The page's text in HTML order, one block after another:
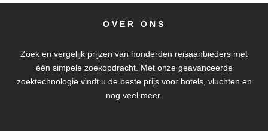
OVER ONS
Zoek en vergelijk prijzen van honderden reisaanbieders met
één simpele zoekopdracht. Met onze geavanceerde
zoektechnologie vindt u de beste prijs voor hotels, vluchten en
nog veel meer.